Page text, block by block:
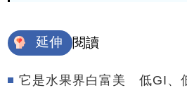
延伸 閱讀
它是水果界白富美 低GI、